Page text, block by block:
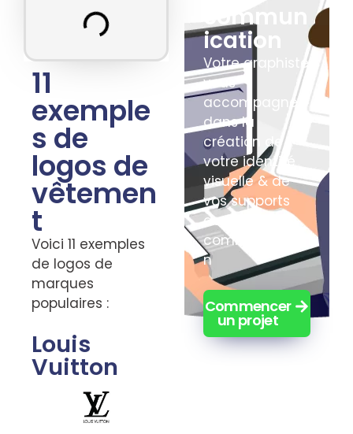
11
exemple
s de
logos de
vêtemen
t
Voici 11 exemples
de logos de
marques
populaires :
Louis
Vuitton
commun
ication
Votre graphiste
vous
accompagne
dans la
création de
votre identité
visuelle & de
vos supports
de
communicatio
n
Commencer
un projet